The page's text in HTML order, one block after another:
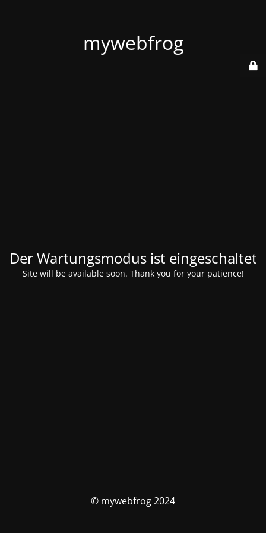
mywebfrog
Der Wartungsmodus ist eingeschaltet
Site will be available soon. Thank you for your patience!
© mywebfrog 2024